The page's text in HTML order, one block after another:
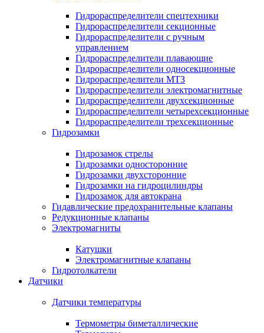
Гидрораспределители спецтехники
Гидрораспределители секционные
Гидрораспределители с ручным
управлением
Гидрораспределители плавающие
Гидрораспределители односекционные
Гидрораспределители МТЗ
Гидрораспределители электромагнитные
Гидрораспределители двухсекционные
Гидрораспределители четырехсекционные
Гидрораспределители трехсекционные
Гидрозамки
Гидрозамок стрелы
Гидрозамки односторонние
Гидрозамки двухсторонние
Гидрозамки на гидроцилиндры
Гидрозамок для автокрана
Гидавлические предохранительные клапаны
Редукционные клапаны
Электромагниты
Катушки
Электромагнитные клапаны
Гидротолкатели
Датчики
Датчики температуры
Термометры биметаллические